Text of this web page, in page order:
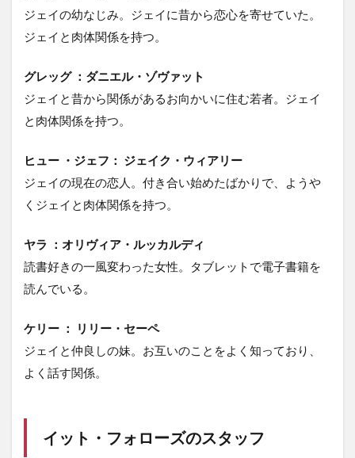
ジェイの幼なじみ。ジェイに昔から恋心を寄せていた。
ジェイと肉体関係を持つ。
グレッグ ：ダニエル・ゾヴァット
ジェイと昔から関係があるお向かいに住む若者。ジェイ
と肉体関係を持つ。
ヒュー ・ジェフ： ジェイク・ウィアリー
ジェイの現在の恋人。付き合い始めたばかりで、ようや
くジェイと肉体関係を持つ。
ヤラ ：オリヴィア・ルッカルディ
読書好きの一風変わった女性。タブレットで電子書籍を
読んでいる。
ケリー ： リリー・セーペ
ジェイと仲良しの妹。お互いのことをよく知っており、
よく話す関係。
イット・フォローズのスタッフ